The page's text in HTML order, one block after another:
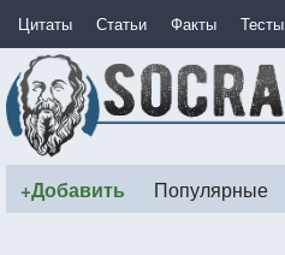
Цитаты Статьи Факты Тесты
+Добавить Популярные